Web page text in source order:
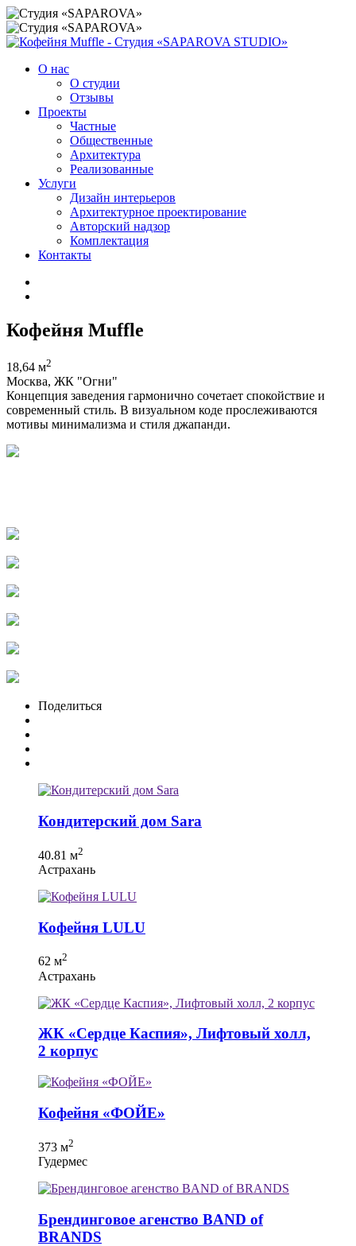
О нас
О студии
Отзывы
Проекты
Частные
Общественные
Архитектура
Реализованные
Услуги
Дизайн интерьеров
Архитектурное проектирование
Авторский надзор
Комплектация
Контакты
Кофейня Muffle
18,64 м2
Москва, ЖК "Огни"
Концепция заведения гармонично сочетает спокойствие и
современный стиль. В визуальном коде прослеживаются
мотивы минимализма и стиля джапанди.
Поделиться
Кондитерский дом Sara
40.81 м2
Астрахань
Кофейня LULU
62 м2
Астрахань
ЖК «Сердце Каспия», Лифтовый холл,
2 корпус
Кофейня «ФОЙЕ»
373 м2
Гудермес
Брендинговое агенство BAND of
BRANDS